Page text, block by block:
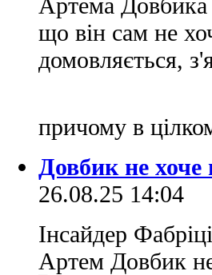
що він сам не
домовляється,
причому в
Довбик не хоче
26.08.25 14:04
Інсайдер
Артем Довбик не